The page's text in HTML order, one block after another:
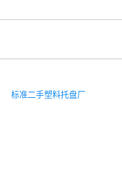
标准二手塑料托盘厂